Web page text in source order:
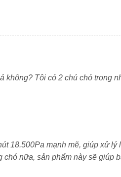
nóng, sấy khăn, hút bụi vào
không? Tôi có 2 chú chó trong
18.500Pa mạnh mẽ, giúp xử lý
nữa, sản phẩm này sẽ giúp